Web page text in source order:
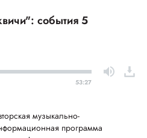
события 5
53:27
музыкально-
программа